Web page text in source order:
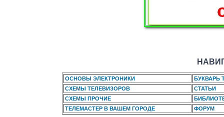
ОСНОВЫ ЭЛЕКТРОНИКИ
БУКВАРЬ
СХЕМЫ ТЕЛЕВИЗОРОВ
СТАТЬИ
СХЕМЫ ПРОЧИЕ
ТЕЛЕМАСТЕР В ВАШЕМ ГОРОДЕ
ФОРУМ